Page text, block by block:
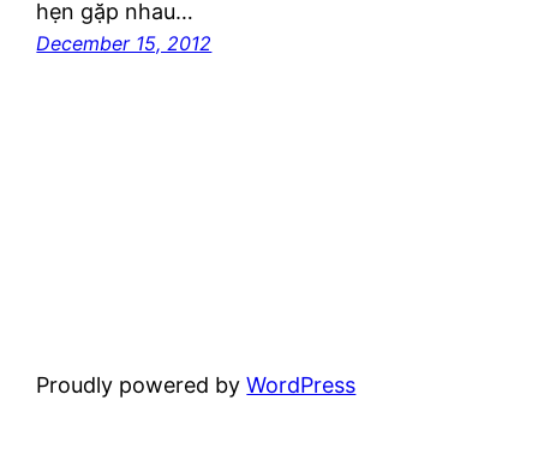
hẹn gặp nhau…
December 15, 2012
Proudly powered byWordPress